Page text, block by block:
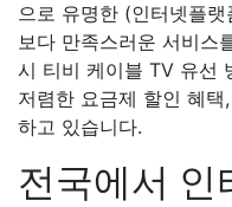
으로 유명한 (인터넷플
보다 만족스러운 서비스
시 티비 케이블 TV 유선
저렴한 요금제 할인 혜
하고 있습니다.
전국에서 인